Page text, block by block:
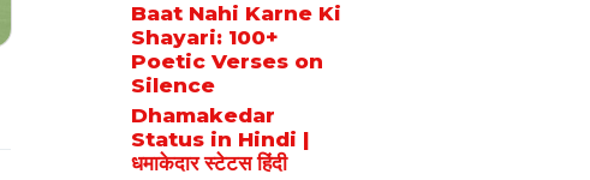
Baat Nahi Karne Ki
Shayari: 100+
Poetic Verses on
Silence
Dhamakedar
Status in Hindi |
धमाकेदार स्टेटस हिंदी